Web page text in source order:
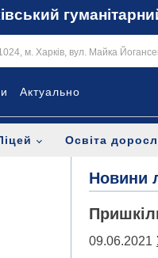
м. Харків, вул. Майка
Актуально
Освіта
Новини
09.06.2021